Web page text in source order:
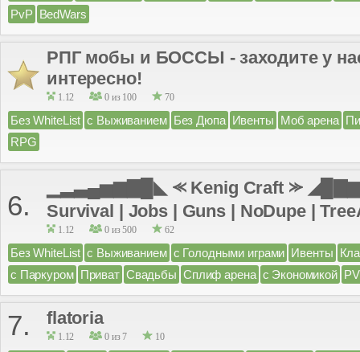
PvP BedWars
РПГ мобы и БОССЫ - заходите у
интересно!
1.12 0 из 100 70
Без WhiteList с Выживанием Без Дюпа Ивенты Моб арена
RPG
6.
▁▂▃▄▅▆▇█◣ ⪻ Kenig Craft ⪼
Survival | Jobs | Guns | NoDupe |
1.12 0 из 500 62
Без WhiteList с Выживанием с Голодными играми Ивенты
с Паркуром Приват Свадьбы Сплиф арена с Экономикой
7. flatoria
1.12 0 из 7 10